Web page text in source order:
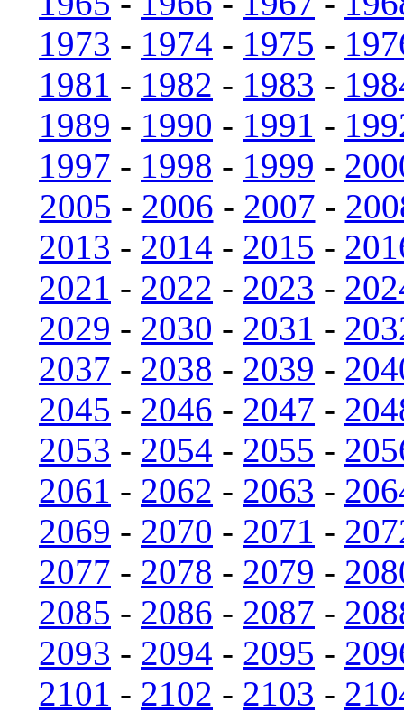
1973 - 1974 - 1975 -
1981 - 1982 - 1983 -
1989 - 1990 - 1991 -
1997 - 1998 - 1999 -
2005 - 2006 - 2007 -
2013 - 2014 - 2015 -
2021 - 2022 - 2023 -
2029 - 2030 - 2031 -
2037 - 2038 - 2039 -
2045 - 2046 - 2047 -
2053 - 2054 - 2055 -
2061 - 2062 - 2063 -
2069 - 2070 - 2071 -
2077 - 2078 - 2079 -
2085 - 2086 - 2087 -
2093 - 2094 - 2095 -
2101 - 2102 - 2103 -